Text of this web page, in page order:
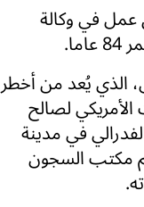
في وكالة
الذي يُعد من أخطر
لصالح
في مدينة
مكتب السجون